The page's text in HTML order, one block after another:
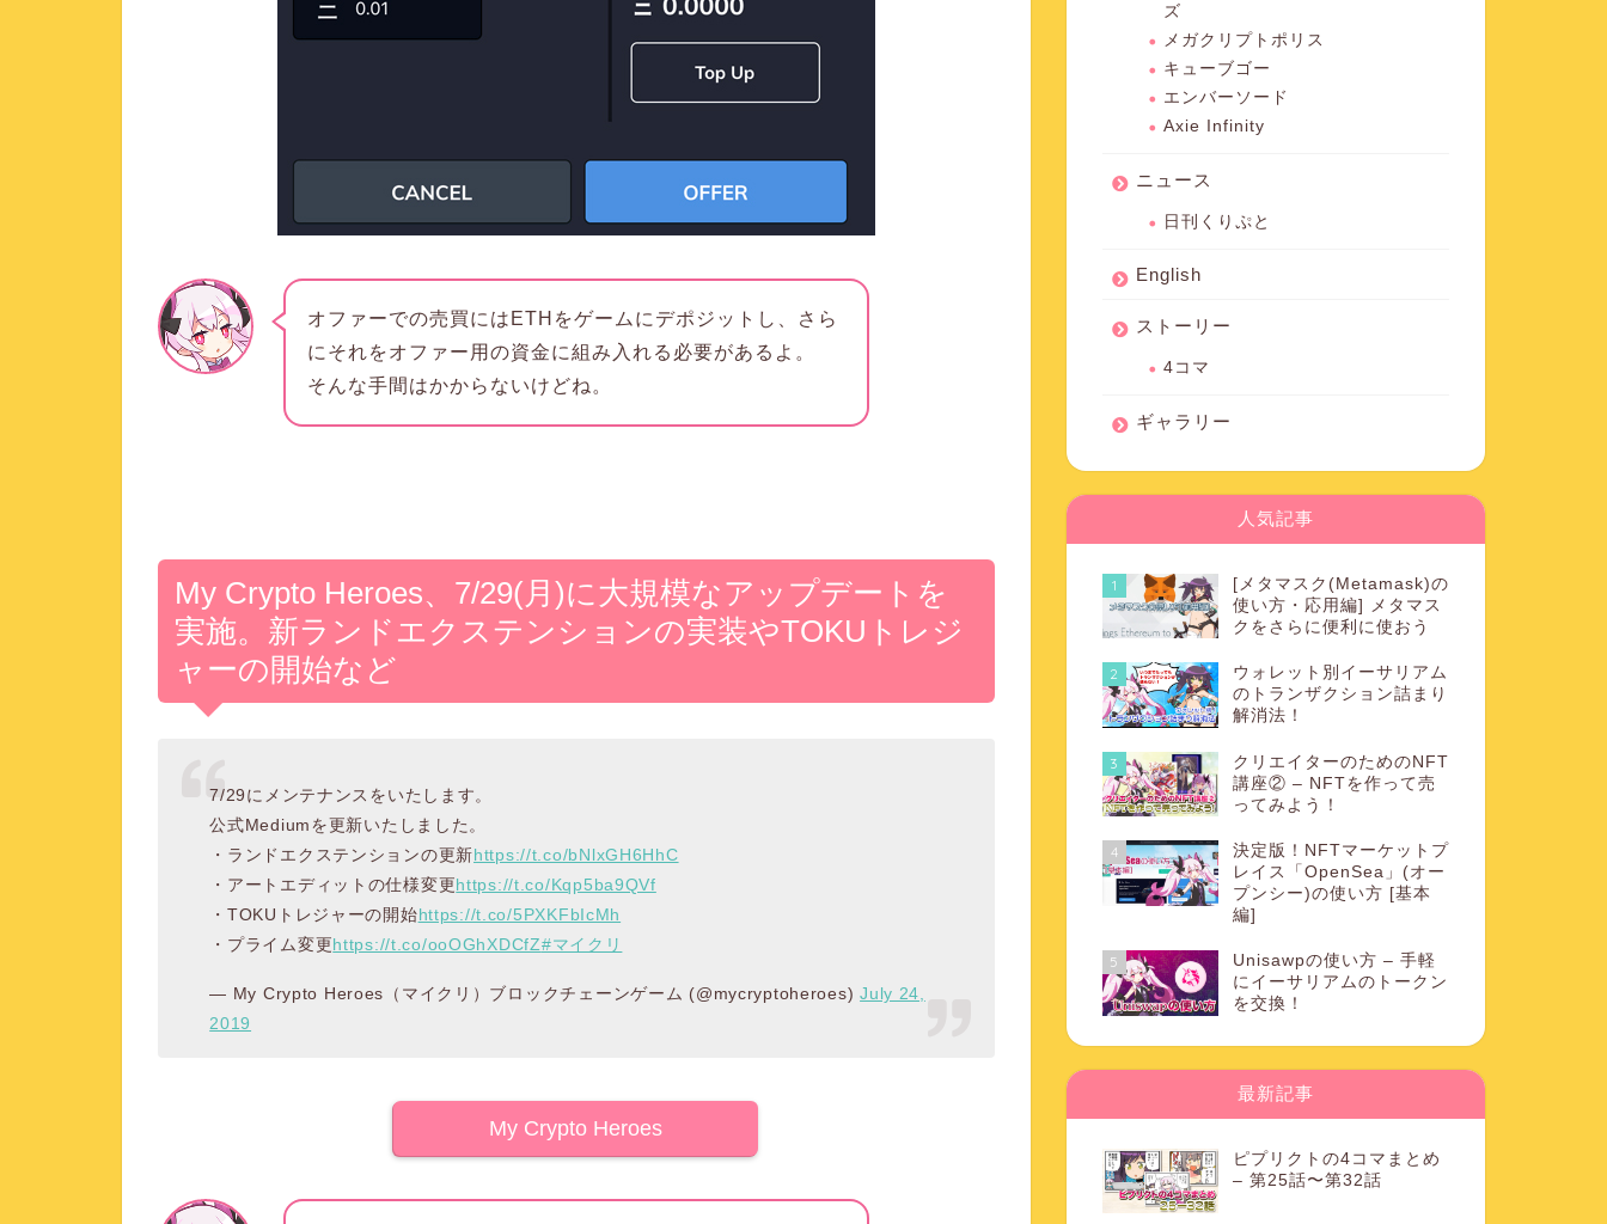
オファーでの売買にはETHをゲームにデポジットし、さら
にそれをオファー用の資金に組み入れる必要があるよ。
そんな手間はかからないけどね。
My Crypto Heroes、7/29(月)に大規模なアップデートを
実施。新ランドエクステンションの実装やTOKUトレジ
ャーの開始など
7/29にメンテナンスをいたします。
公式Mediumを更新いたしました。
・ランドエクステンションの更新https://t.co/bNlxGH6HhC
・アートエディットの仕様変更https://t.co/Kqp5ba9QVf
・TOKUトレジャーの開始https://t.co/5PXKFbIcMh
・プライム変更https://t.co/ooOGhXDCfZ#マイクリ
— My Crypto Heroes（マイクリ）ブロックチェーンゲーム (@mycryptoheroes)July 24,
2019
My Crypto Heroes
ズ
メガクリプトポリス
キューブゴー
エンバーソード
Axie Infinity
ニュース
日刊くりぷと
English
ストーリー
4コマ
ギャラリー
人気記事
1
[メタマスク(Metamask)の
使い方・応用編] メタマス
クをさらに便利に使おう
2
ウォレット別イーサリアム
のトランザクション詰まり
解消法！
3
クリエイターのためのNFT
講座② – NFTを作って売
ってみよう！
4
決定版！NFTマーケットプ
レイス「OpenSea」(オー
プンシー)の使い方 [基本
編]
5
Unisawpの使い方 – 手軽
にイーサリアムのトークン
を交換！
最新記事
ピプリクトの4コマまとめ
– 第25話〜第32話